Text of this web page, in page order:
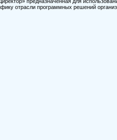
отрасли программных решений